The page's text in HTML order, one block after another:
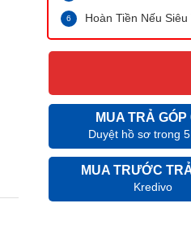
Hoàn Tiền Nếu
MUA TRẢ GÓP
Duyệt hồ sơ trong
MUA TRƯỚC
Kredivo